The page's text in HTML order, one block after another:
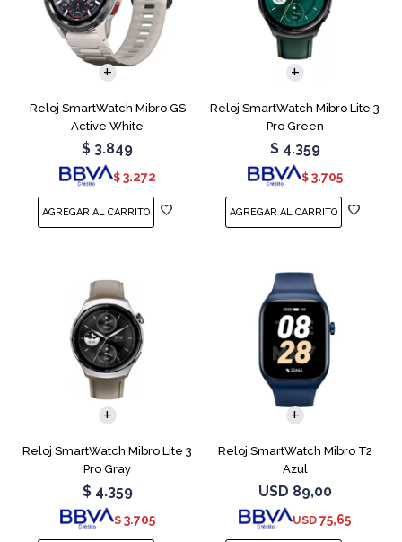
Reloj SmartWatch Mibro GS
Active White
$ 3.849
$ 3.272
Reloj SmartWatch Mibro Lite 3
Pro Green
$ 4.359
$ 3.705
Reloj SmartWatch Mibro Lite 3
Pro Gray
$ 4.359
$ 3.705
Reloj SmartWatch Mibro T2
Azul
USD 89,00
USD 75,65